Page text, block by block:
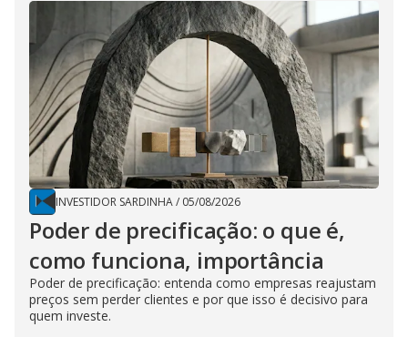
INVESTIDOR SARDINHA/ 05/08/2026
Poder de precificação: o que é,
como funciona, importância
Poder de precificação: entenda como empresas reajustam
preços sem perder clientes e por que isso é decisivo para
quem investe.